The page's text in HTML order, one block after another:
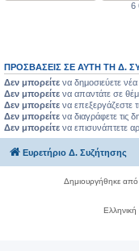
6
ΠΡΟΣΒΆΣΕΙΣ ΣΕ ΑΥΤΉ ΤΗ Δ.
Δεν μπορείτε να δημοσιεύετε
Δεν μπορείτε να απαντάτε σε
Δεν μπορείτε να επεξεργάζεστε
Δεν μπορείτε να διαγράφετε τις
Δεν μπορείτε να επισυνάπτετε
Ευρετήριο Δ. Συζήτησης
Δημιουργήθηκε από